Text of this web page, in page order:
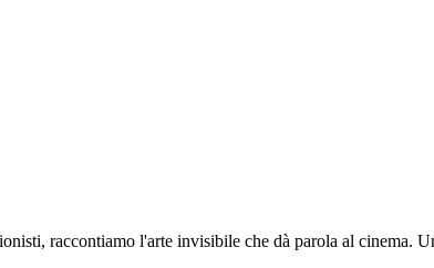
raccontiamo l'arte invisibile che dà parola al cinema.